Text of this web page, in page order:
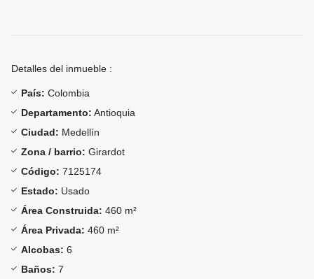
Detalles del inmueble :
País: Colombia
Departamento: Antioquia
Ciudad: Medellín
Zona / barrio: Girardot
Código: 7125174
Estado: Usado
Área Construida: 460 m²
Área Privada: 460 m²
Alcobas: 6
Baños: 7